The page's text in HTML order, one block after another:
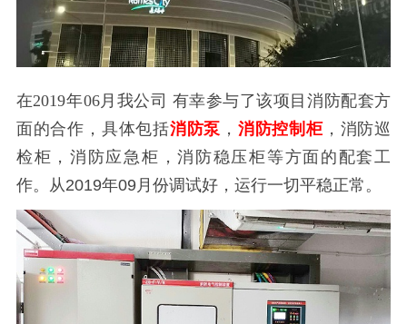
在2019年06月我公司 有幸参与了该项目消防配套方
面的合作，具体包括消防泵 ， 消防控制柜，消防巡
检柜，消防应急柜，消防稳压柜等方面的配套工
作。从2019年09月份调试好，运行一切平稳正常。